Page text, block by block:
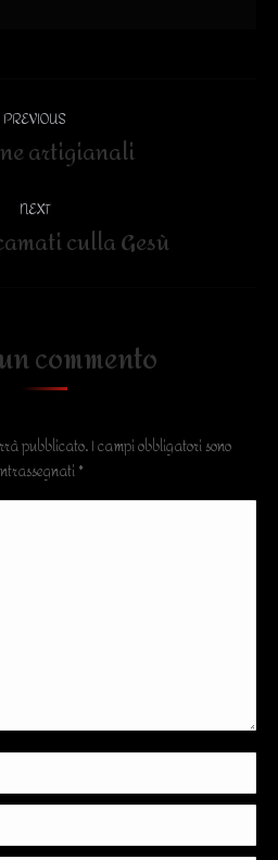
PREVIOUS
Previous
artigianali
NEXT
Nextculla Gesù
commento
pubblicato. I campi obbligatori sono
*